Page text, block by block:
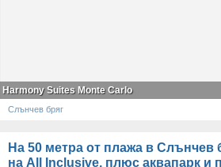
Harmony Suites Monte Carlo
Слънчев бряг
На 50 метра от плажа в Слънчев
на All Inclusive, плюс аквапарк и